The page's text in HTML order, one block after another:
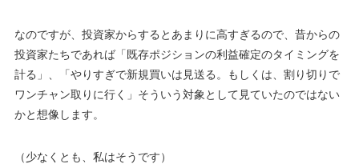
なのですが、投資家からするとあまりに高すぎるので、昔からの
投資家たちであれば「既存ポジションの利益確定のタイミングを
計る」、「やりすぎで新規買いは見送る。もしくは、割り切りで
ワンチャン取りに行く」そういう対象として見ていたのではない
かと想像します。
（少なくとも、私はそうです）